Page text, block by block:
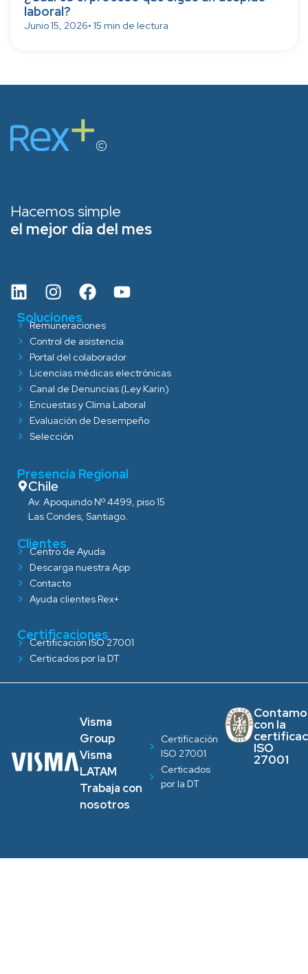
laboral?
Junio 15, 2026• 15 min de lectura
Hacemos simple
el mejor día del mes
Soluciones
Remuneraciones
Control de asistencia
Portal del colaborador
Licencias médicas electrónicas
Canal de Denuncias (Ley Karin)
Encuestas y Clima Laboral
Evaluación de Desempeño
Selección
Presencia Regional
Chile
Av. Apoquindo Nº 4499, piso 15
Las Condes, Santiago.
Clientes
Centro de Ayuda
Descarga nuestra App
Contacto
Ayuda clientes Rex+
Certificaciones
Certificación ISO 27001
Certicados por la DT
Visma
Group
Visma
LATAM
Trabaja con
nosotros
Certificación
ISO 27001
Certicados
por la DT
con la
ISO
27001